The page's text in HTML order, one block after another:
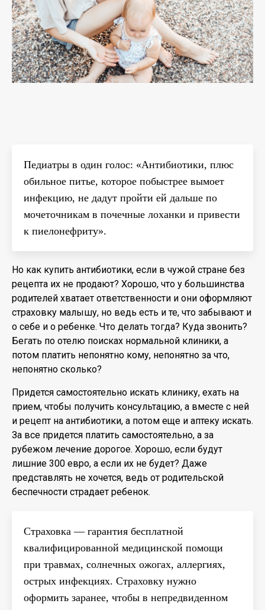
Педиатры в один голос: «Антибиотики, плюс
обильное питье, которое побыстрее вымоет
инфекцию, не дадут пройти ей дальше по
мочеточникам в почечные лоханки и привести
к пиелонефриту».
Но как купить антибиотики, если в чужой стране без
рецепта их не продают? Хорошо, что у большинства
родителей хватает ответственности и они оформляют
страховку малышу, но ведь есть и те, что забывают и
о себе и о ребенке. Что делать тогда? Куда звонить?
Бегать по отелю поисках нормальной клиники, а
потом платить непонятно кому, непонятно за что,
непонятно сколько?
Придется самостоятельно искать клинику, ехать на
прием, чтобы получить консультацию, а вместе с ней
и рецепт на антибиотики, а потом еще и аптеку искать.
За все придется платить самостоятельно, а за
рубежом лечение дорогое. Хорошо, если будут
лишние 300 евро, а если их не будет? Даже
представлять не хочется, ведь от родительской
беспечности страдает ребенок.
Страховка — гарантия бесплатной
квалифицированной медицинской помощи
при травмах, солнечных ожогах, аллергиях,
острых инфекциях. Страховку нужно
оформить заранее, чтобы в непредвиденном